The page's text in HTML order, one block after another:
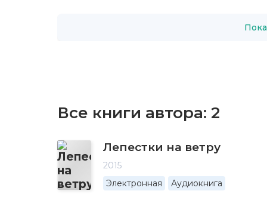
Все книги автора: 2
Лепестки на ветру
2015
Электронная
Аудиокнига